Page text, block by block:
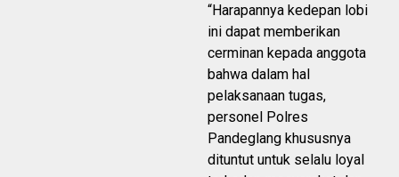
“Harapannya kedepan lobi
ini dapat memberikan
cerminan kepada anggota
bahwa dalam hal
pelaksanaan tugas,
personel Polres
Pandeglang khususnya
dituntut untuk selalu loyal